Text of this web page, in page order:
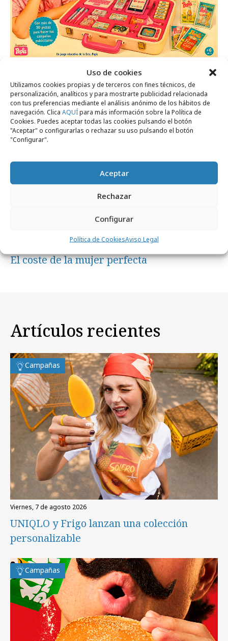
Uso de cookies
Utilizamos cookies propias y de terceros con fines técnicos, de
personalización, analíticos y para mostrarte publicidad relacionada
con tus preferencias mediante el análisis anónimo de los hábitos de
navegación. Clica AQUÍpara más información sobre la Política de
Cookies. Puedes aceptar todas las cookies pulsando el botón
"Aceptar" o configurarlas o rechazar su uso pulsando el botón
"Configurar".
Aceptar
Rechazar
Configurar
Política de CookiesAviso Legal
Publicidad de la Srta. Pepis
Área de expertos
lunes, 8 de junio 2026
El coste de la mujer perfecta
Artículos recientes
Campañas
viernes, 7 de agosto 2026
UNIQLO y Frigo lanzan una colección
personalizable
Campañas